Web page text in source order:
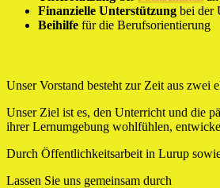
Finanzielle Unterstützung bei der
Beihilfe für die Berufsorientierung
Unser Vorstand besteht zur Zeit aus
Unser Ziel ist es, den Unterricht und die
ihrer Lernumgebung wohlfühlen,
Durch Öffentlichkeitsarbeit in Lurup
Lassen Sie uns gemeinsam durch